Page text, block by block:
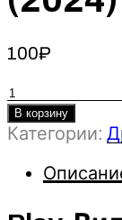
100₽
Количество
товара
Play.
по
В корзину
Категории: